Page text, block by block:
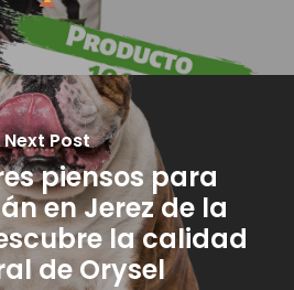
Next Post
piensos para
en Jerez de la
la calidad
de Orysel